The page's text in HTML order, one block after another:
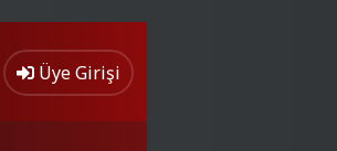
Üye Girişi